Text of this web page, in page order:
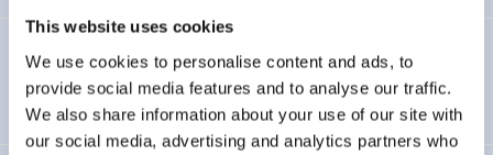
This website uses cookies
We use cookies to personalise content and ads, to
provide social media features and to analyse our traffic.
We also share information about your use of our site with
our social media, advertising and analytics partners who
Telematikanwendungen in KMU (Klein- und
Mittelbetrieben)